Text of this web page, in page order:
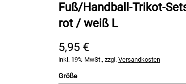
Fuß/Handball-Trikot-
rot / weiß L
5,95 €
inkl. 19% MwSt., zzgl. Versandkosten
Größe